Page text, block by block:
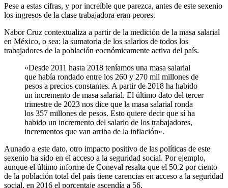
Pese a estas cifras, y por increíble que parezca, antes de este sexenio
los ingresos de la clase trabajadora eran peores.
Nabor Cruz contextualiza a partir de la medición de la masa salarial
en México, o sea: la sumatoria de los salarios de todos los
trabajadores de la población eocnómicamente activa del país.
«Desde 2011 hasta 2018 teníamos una masa salarial
que había rondado entre los 260 y 270 mil millones de
pesos a precios constantes. A partir de 2018 ha habido
un incremento de masa salarial. El último dato del tercer
trimestre de 2023 nos dice que la masa salarial ronda
los 357 millones de pesos. Esto quiere decir que sí ha
habido un incremento del salario de los trabajadores,
incrementos que van arriba de la inflación».
Aunado a este dato, otro impacto positivo de las políticas de este
sexenio ha sido en el acceso a la seguridad social. Por ejemplo,
aunque el último informe de Coneval resalta que el 50.2 por ciento
de la población total del país tiene carencias en acceso a la seguridad
social, en 2016 el porcentaje ascendía a 56.